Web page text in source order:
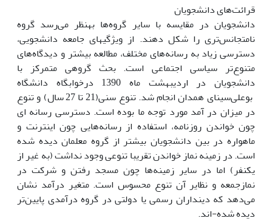
قرائت‌های دانشجویان
دانشجویان در مقایسه با سایر گروه‌ها به‏نظر می‌رسد گروه
نامتجانس‌تری را شکل دهند. از ویژگی‎های جامعه دانشجویی،
دسترسی زیاد به رسانه‌های مختلف، مطالعه بیشتر و دیدگاه‌های
متنوع‌تر سیاسی اجتماعی است. بحث گروهی متمرکز با
دانشجویان در اردیبهشت ماه 1390 درخوابگاه دانشگاه
بوعلی‌سینای همدان انجام شد. تنوع سنی(21 تا 27 سال) و تنوع
در میزان در آمد مورد توجه ما بوده است. دسترسی رسانه ای
چون خواندن روزنامه، استفاده از رسانه‌هایی چون اینترنت و
ماهواره در بین دانشجویان بیشتر از گروه معلمان دیده شده
است. در زمینه نماز خواندن تقریبا تنوعی وجود نداشت (به غیر از
یکنفر) اما در سایر زمینه‌ها چون مسجد رفتن و شرکت در
نمازجمعه و نظایر آن تنوع محسوس است. متغیر درآمد نشان
می‌دهد که دین‎داران رسمی یا دولتی در گروه درآمدی پایین‌تر
دیده شده-اند.